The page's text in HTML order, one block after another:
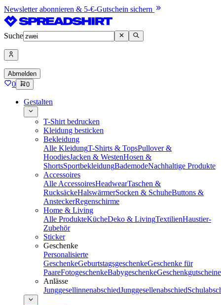
Newsletter abonnieren & 5-€-Gutschein sichern
Suche
Abmelden
0 0
Gestalten
T-Shirt bedrucken
Kleidung besticken
Bekleidung
Alle KleidungT-Shirts & TopsPullover &
HoodiesJacken & WestenHosen &
ShortsSportbekleidungBademodeNachhaltige Produkte
Accessoires
Alle AccessoiresHeadwearTaschen &
RucksäckeHalswärmerSocken & SchuheButtons &
AnsteckerRegenschirme
Home & Living
Alle ProdukteKücheDeko & LivingTextilienHaustier-
Zubehör
Sticker
Geschenke
Personalisierte
GeschenkeGeburtstagsgeschenkeGeschenke für
PaareFotogeschenkeBabygeschenkeGeschenkgutscheine
Anlässe
JunggesellinnenabschiedJunggesellenabschied